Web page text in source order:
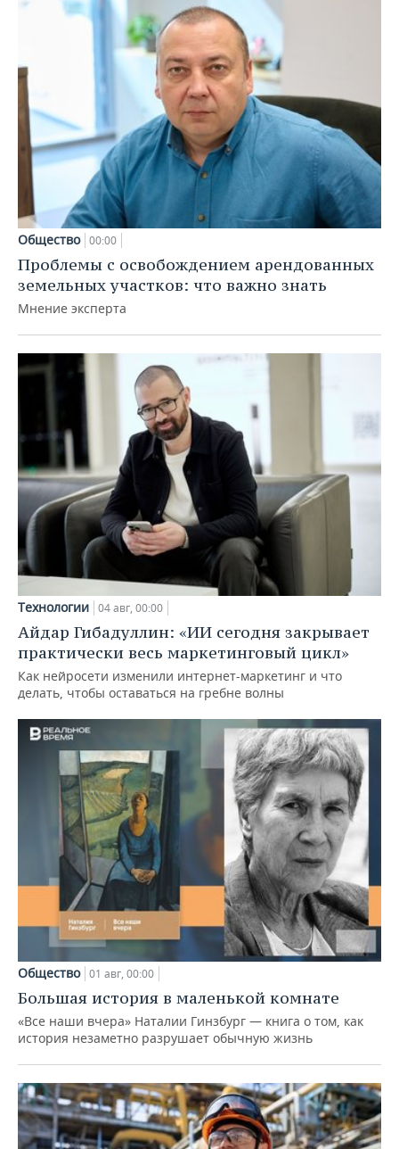
Общество 00:00
Проблемы с освобождением арендованных
земельных участков: что важно знать
Мнение эксперта
Технологии 04 авг, 00:00
Айдар Гибадуллин: «ИИ сегодня закрывает
практически весь маркетинговый цикл»
Как нейросети изменили интернет-маркетинг и что
делать, чтобы оставаться на гребне волны
Общество 01 авг, 00:00
Большая история в маленькой комнате
«Все наши вчера» Наталии Гинзбург — книга о том, как
история незаметно разрушает обычную жизнь